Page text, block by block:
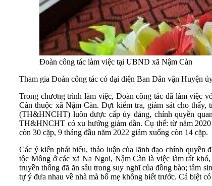
Đoàn công tác làm việc tại UBND xã Nậm Càn
Tham gia Đoàn công tác có đại diện Ban Dân vận Huyện
Trong chương trình làm việc, Đoàn công tác đã làm việc
Càn thuộc xã Nậm Càn. Đợt kiểm tra, giám sát cho thấy,
(TH&HNCHT) luôn được cấp ủy đảng, chính quyền
TH&HNCHT có xu hướng giảm dần. Cụ thể: từ năm
còn 30 cặp, 9 tháng đầu năm 2022 giảm xuống còn 14 cặp.
Các ý kiến phát biểu, thảo luận của lãnh đạo chính
tộc Mông ở các xã Na Ngoi, Nậm Càn là việc làm rất
truyền thống đã ăn sâu trong suy nghĩ của đồng bào; tâm
tự ý đưa nhau về nhà mà bố mẹ không biết trước. Cá biệt